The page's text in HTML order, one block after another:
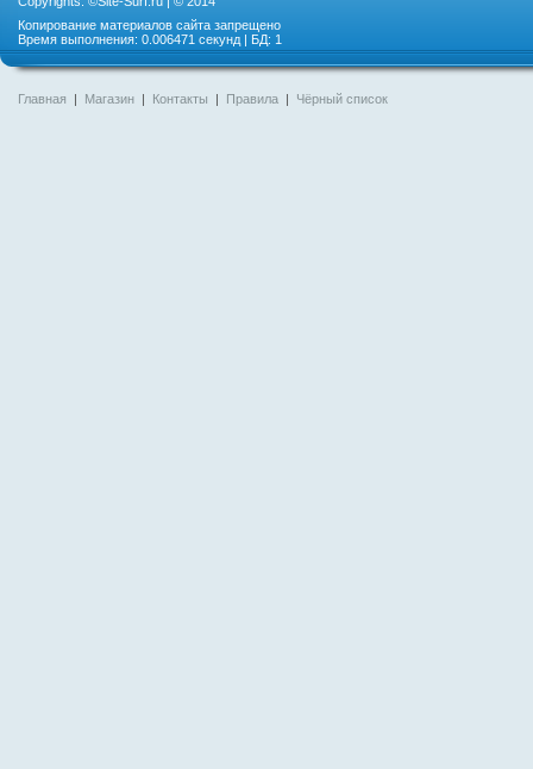
Копирование материалов сайта запрещено
Время выполнения: 0.006471 секунд | БД: 1
Главная | Магазин | Контакты | Правила | Чёрный список